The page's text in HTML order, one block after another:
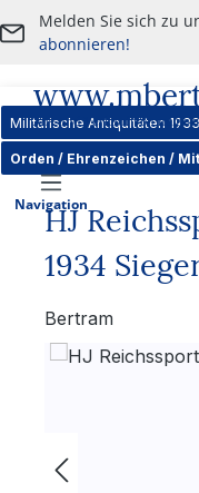
Zum Hauptinhalt
Melden Sie sich zu
abonnieren!
An- und Verkauf von
Navigation
Militärische Antiquitäten
Orden / Ehrenzeichen /
HJ
1934
Bertram
Bildergalerie